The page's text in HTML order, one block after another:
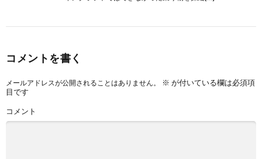
コメントを書く
メールアドレスが公開されることはありません。 ※ が付いている欄は必須項
目です
コメント